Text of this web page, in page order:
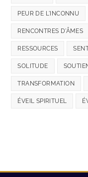
PEUR DE L'INCONNU
RENCONTRES D'ÂMES
RESSOURCES
SOLITUDE
TRANSFORMATION
ÉVEIL SPIRITUEL